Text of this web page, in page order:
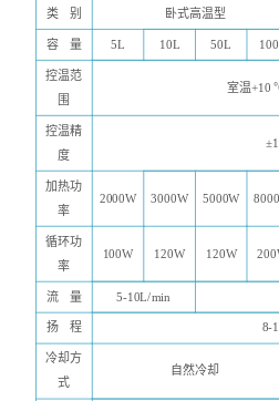
类 别 卧式高温型
容 量 5L 10L 50L
控温范
围
室温+10
控温精
度
±
加热功
率
2000W 3000W 5000W
循环功
率
100W 120W 120W
流 量 5-10L/min
扬 程 8-
冷却方
式
自然冷却